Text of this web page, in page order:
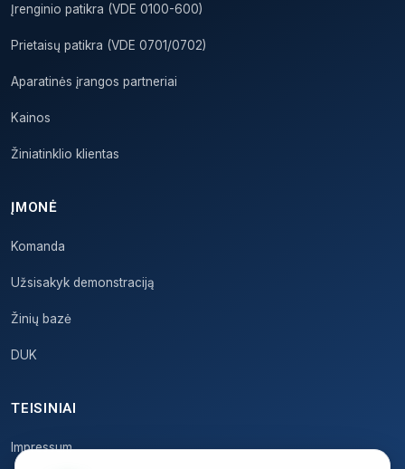
Įrenginio patikra (VDE 0100-600)
Prietaisų patikra (VDE 0701/0702)
Aparatinės įrangos partneriai
Kainos
Žiniatinklio klientas
ĮMONĖ
Komanda
Užsisakyk demonstraciją
Žinių bazė
DUK
TEISINIAI
Impressum